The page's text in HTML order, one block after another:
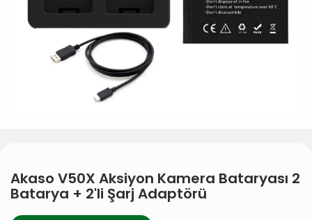
Akaso V50X Aksiyon Kamera Bataryası 2
Batarya + 2'li Şarj Adaptörü